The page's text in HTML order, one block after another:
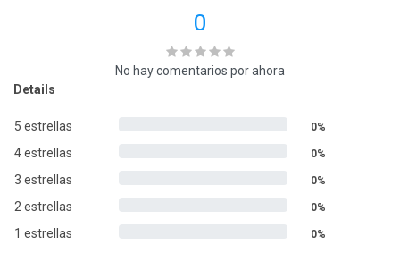
0
No hay comentarios por ahora
Details
5 estrellas 0%
4 estrellas 0%
3 estrellas 0%
2 estrellas 0%
1 estrellas 0%